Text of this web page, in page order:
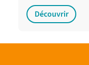
Découvrir